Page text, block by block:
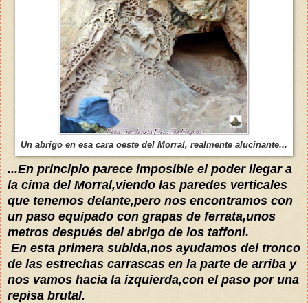
Un abrigo en esa cara oeste del Morral, realmente alucinante...
...En principio parece imposible el poder llegar a
la cima del Morral,viendo las paredes verticales
que tenemos delante,pero nos encontramos con
un paso equipado con grapas de ferrata,unos
metros después del abrigo de los taffoni.
En esta primera subida,nos ayudamos del tronco
de las estrechas carrascas en la parte de arriba y
nos vamos hacia la izquierda,con el paso por una
repisa brutal.